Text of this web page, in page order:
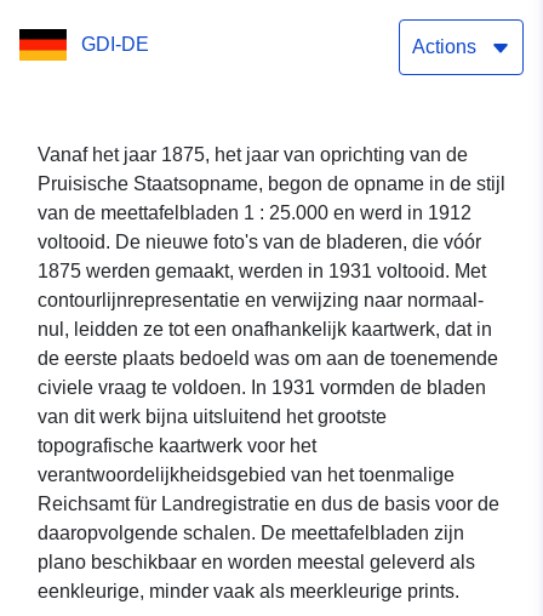
GDI-DE Actions
Vanaf het jaar 1875, het jaar van oprichting van de
Pruisische Staatsopname, begon de opname in de stijl
van de meettafelbladen 1 : 25.000 en werd in 1912
voltooid. De nieuwe foto's van de bladeren, die vóór
1875 werden gemaakt, werden in 1931 voltooid. Met
contourlijnrepresentatie en verwijzing naar normaal-
nul, leidden ze tot een onafhankelijk kaartwerk, dat in
de eerste plaats bedoeld was om aan de toenemende
civiele vraag te voldoen. In 1931 vormden de bladen
van dit werk bijna uitsluitend het grootste
topografische kaartwerk voor het
verantwoordelijkheidsgebied van het toenmalige
Reichsamt für Landregistratie en dus de basis voor de
daaropvolgende schalen. De meettafelbladen zijn
plano beschikbaar en worden meestal geleverd als
eenkleurige, minder vaak als meerkleurige prints.